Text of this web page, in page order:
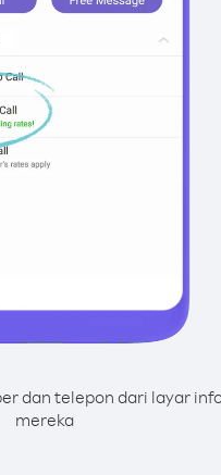
dan telepon dari layar
mereka